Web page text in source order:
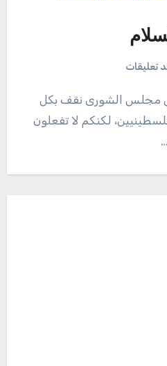
تعليقات
لكنكم لا تفعلون